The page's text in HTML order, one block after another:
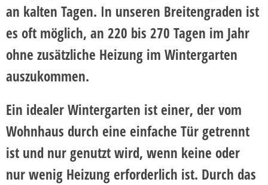
an kalten Tagen. In unseren Breitengraden ist
es oft möglich, an 220 bis 270 Tagen im Jahr
ohne zusätzliche Heizung im Wintergarten
auszukommen.
Ein idealer Wintergarten ist einer, der vom
Wohnhaus durch eine einfache Tür getrennt
ist und nur genutzt wird, wenn keine oder
nur wenig Heizung erforderlich ist. Durch das